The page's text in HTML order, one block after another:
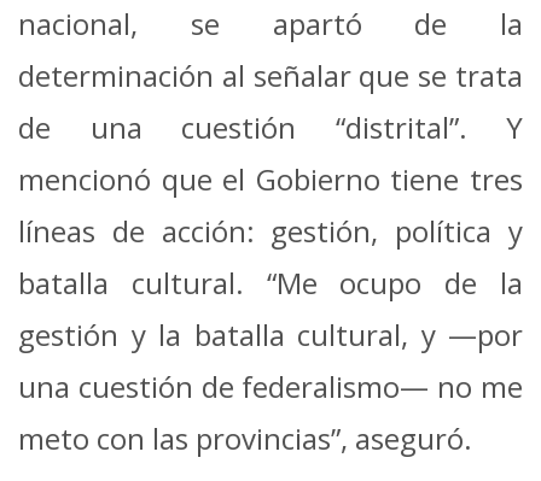
nacional, se apartó de la
determinación al señalar que se trata
de una cuestión “distrital”. Y
mencionó que el Gobierno tiene tres
líneas de acción: gestión, política y
batalla cultural. “Me ocupo de la
gestión y la batalla cultural, y —por
una cuestión de federalismo— no me
meto con las provincias”, aseguró.